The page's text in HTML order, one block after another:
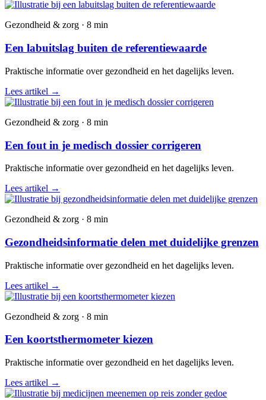
Gezondheid & zorg · 8 min
Een labuitslag buiten de referentiewaarde
Praktische informatie over gezondheid en het dagelijks leven.
Lees artikel →
Gezondheid & zorg · 8 min
Een fout in je medisch dossier corrigeren
Praktische informatie over gezondheid en het dagelijks leven.
Lees artikel →
Gezondheid & zorg · 8 min
Gezondheidsinformatie delen met duidelijke grenzen
Praktische informatie over gezondheid en het dagelijks leven.
Lees artikel →
Gezondheid & zorg · 8 min
Een koortsthermometer kiezen
Praktische informatie over gezondheid en het dagelijks leven.
Lees artikel →